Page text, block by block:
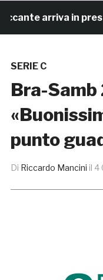
arriva in
SERIE C
Bra-Samb
punto
Di Riccardo Mancini il 4